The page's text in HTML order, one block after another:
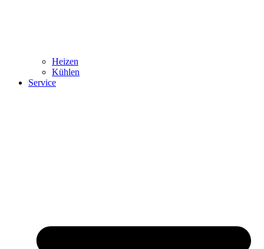
Heizen
Kühlen
Service